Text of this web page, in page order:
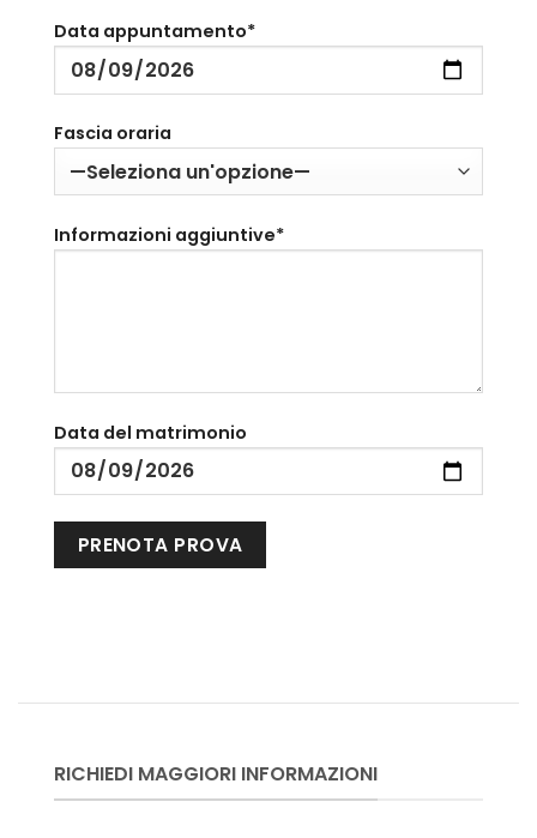
Data appuntamento*
Fascia oraria
Informazioni aggiuntive*
Data del matrimonio
RICHIEDI MAGGIORI INFORMAZIONI